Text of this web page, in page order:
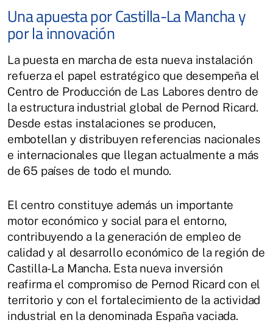
Una apuesta por Castilla-La Mancha y
por la innovación
La puesta en marcha de esta nueva instalación
refuerza el papel estratégico que desempeña el
Centro de Producción de Las Labores dentro de
la estructura industrial global de Pernod Ricard.
Desde estas instalaciones se producen,
embotellan y distribuyen referencias nacionales
e internacionales que llegan actualmente a más
de 65 países de todo el mundo.
El centro constituye además un importante
motor económico y social para el entorno,
contribuyendo a la generación de empleo de
calidad y al desarrollo económico de la región de
Castilla-La Mancha. Esta nueva inversión
reafirma el compromiso de Pernod Ricard con el
territorio y con el fortalecimiento de la actividad
industrial en la denominada España vaciada.